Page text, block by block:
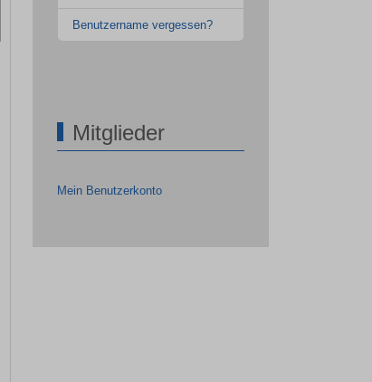
Benutzername vergessen?
Mitglieder
Mein Benutzerkonto